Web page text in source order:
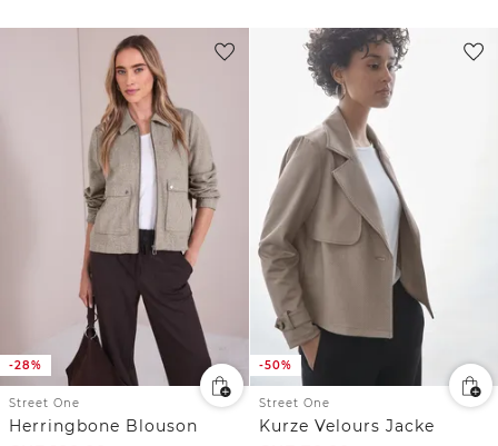
-28%
Street One
Herringbone Blouson
-50%
Street One
Kurze Velours Jacke